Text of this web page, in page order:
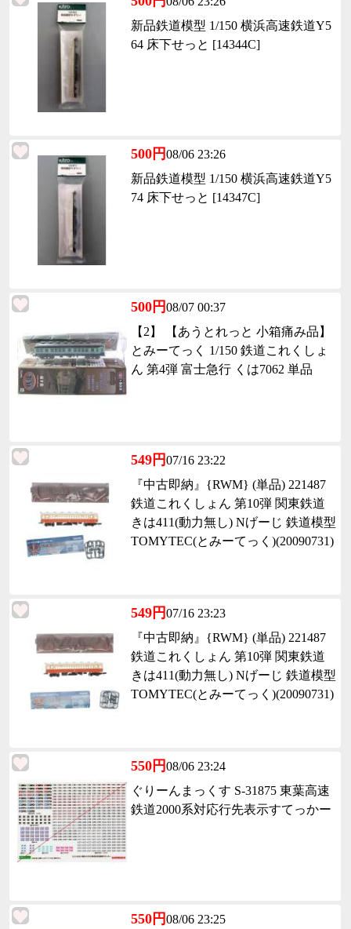
新品鉄道模型 1/150 横浜高速鉄道Y5
64 床下せっと [14344C]
500円08/06 23:26
新品鉄道模型 1/150 横浜高速鉄道Y5
74 床下せっと [14347C]
500円08/07 00:37
【2】 【あうとれっと 小箱痛み品】
とみーてっく 1/150 鉄道これくしょ
ん 第4弾 富士急行 くは7062 単品
549円07/16 23:22
『中古即納』{RWM} (単品) 221487
鉄道これくしょん 第10弾 関東鉄道
きは411(動力無し) Nげーじ 鉄道模型
TOMYTEC(とみーてっく)(20090731)
549円07/16 23:23
『中古即納』{RWM} (単品) 221487
鉄道これくしょん 第10弾 関東鉄道
きは411(動力無し) Nげーじ 鉄道模型
TOMYTEC(とみーてっく)(20090731)
550円08/06 23:24
ぐりーんまっくす S-31875 東葉高速
鉄道2000系対応行先表示すてっかー
550円08/06 23:25